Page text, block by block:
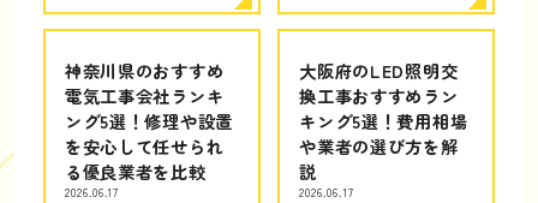
神奈川県のおすすめ
電気工事会社ランキ
ング5選！修理や設置
を安心して任せられ
る優良業者を比較
2026.06.17
大阪府のLED照明交
換工事おすすめラン
キング5選！費用相場
や業者の選び方を解
説
2026.06.17